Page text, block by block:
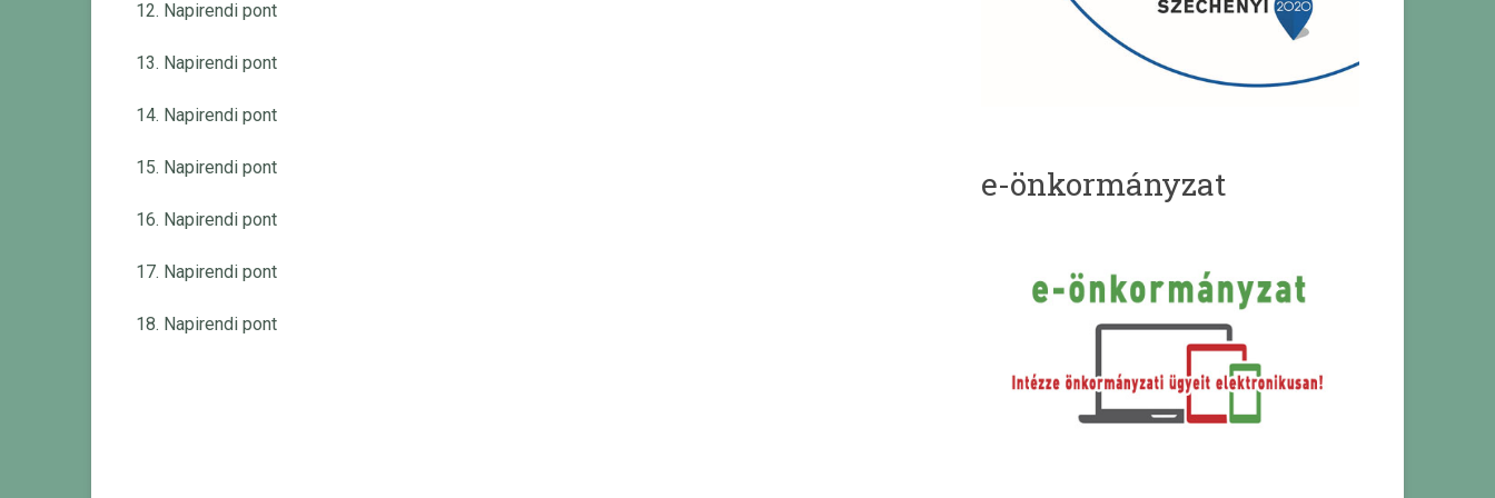
12. Napirendi pont
13. Napirendi pont
14. Napirendi pont
15. Napirendi pont
16. Napirendi pont
17. Napirendi pont
18. Napirendi pont
e-önkormányzat